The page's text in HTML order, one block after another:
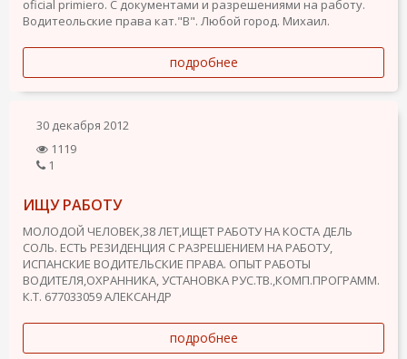
oficial primiero. С документами и разрешениями на работу.
Водитеольские права кат."В". Любой город. Михаил.
подробнее
30 декабря 2012
1119
1
ИЩУ РАБОТУ
МОЛОДОЙ ЧЕЛОВЕК,38 ЛЕТ,ИЩЕТ РАБОТУ НА КОСТА ДЕЛЬ
СОЛЬ. ЕСТЬ РЕЗИДЕНЦИЯ С РАЗРЕШЕНИЕМ НА РАБОТУ,
ИСПАНСКИЕ ВОДИТЕЛЬСКИЕ ПРАВА. ОПЫТ РАБОТЫ
ВОДИТЕЛЯ,ОХРАННИКА, УСТАНОВКА РУС.ТВ.,КОМП.ПРОГРАММ.
К.Т. 677033059 АЛЕКСАНДР
подробнее